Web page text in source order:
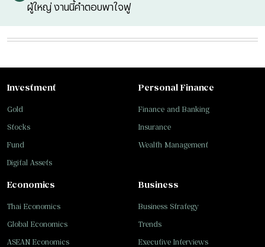
ผู้ใหญ่ งานนี้คำตอบพาใจฟู
Investment
Gold
Stocks
Fund
Digital Assets
Personal Finance
Finance and Banking
Insurance
Wealth Management
Business
Business Strategy
Trends
Executive Interviews
Economics
Thai Economics
Global Economics
ASEAN Economics